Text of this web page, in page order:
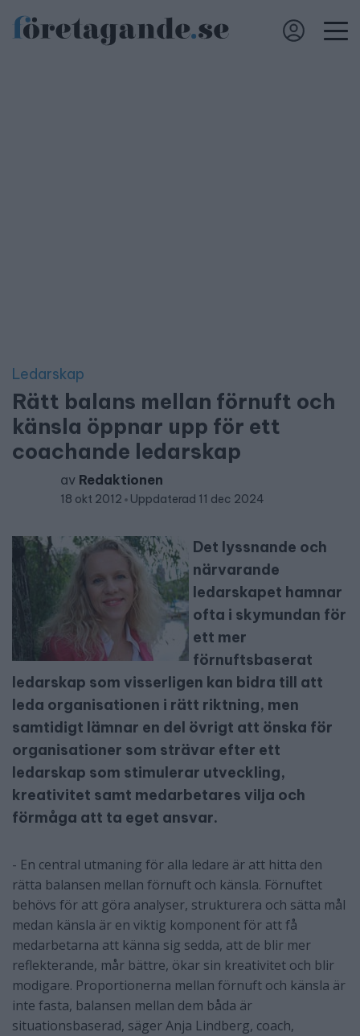
Ledarskap
Rätt balans mellan förnuft och
känsla öppnar upp för ett
coachande ledarskap
av Redaktionen
18 okt 2012 Uppdaterad 11 dec 2024
Det lyssnande och
närvarande
ledarskapet hamnar
ofta i skymundan för
ett mer
förnuftsbaserat
ledarskap som visserligen kan bidra till att
leda organisationen i rätt riktning, men
samtidigt lämnar en del övrigt att önska för
organisationer som strävar efter ett
ledarskap som stimulerar utveckling,
kreativitet samt medarbetares vilja och
förmåga att ta eget ansvar.
- En central utmaning för alla ledare är att hitta den
rätta balansen mellan förnuft och känsla. Förnuftet
behövs för att göra analyser, strukturera och sätta mål
medan känsla är en viktig komponent för att få
medarbetarna att känna sig sedda, att de blir mer
reflekterande, mår bättre, ökar sin kreativitet och blir
modigare. Proportionerna mellan förnuft och känsla är
inte fasta, balansen mellan dem båda är
situationsbaserad, säger Anja Lindberg, coach,